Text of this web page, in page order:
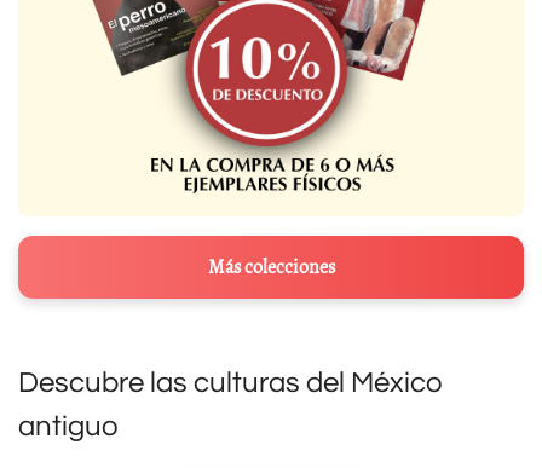
Más colecciones
Descubre las culturas del México
antiguo